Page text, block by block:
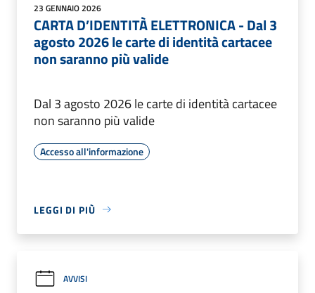
23 GENNAIO 2026
CARTA D’IDENTITÀ ELETTRONICA - Dal 3
agosto 2026 le carte di identità cartacee
non saranno più valide
Dal 3 agosto 2026 le carte di identità cartacee
non saranno più valide
Accesso all'informazione
LEGGI DI PIÙ
AVVISI